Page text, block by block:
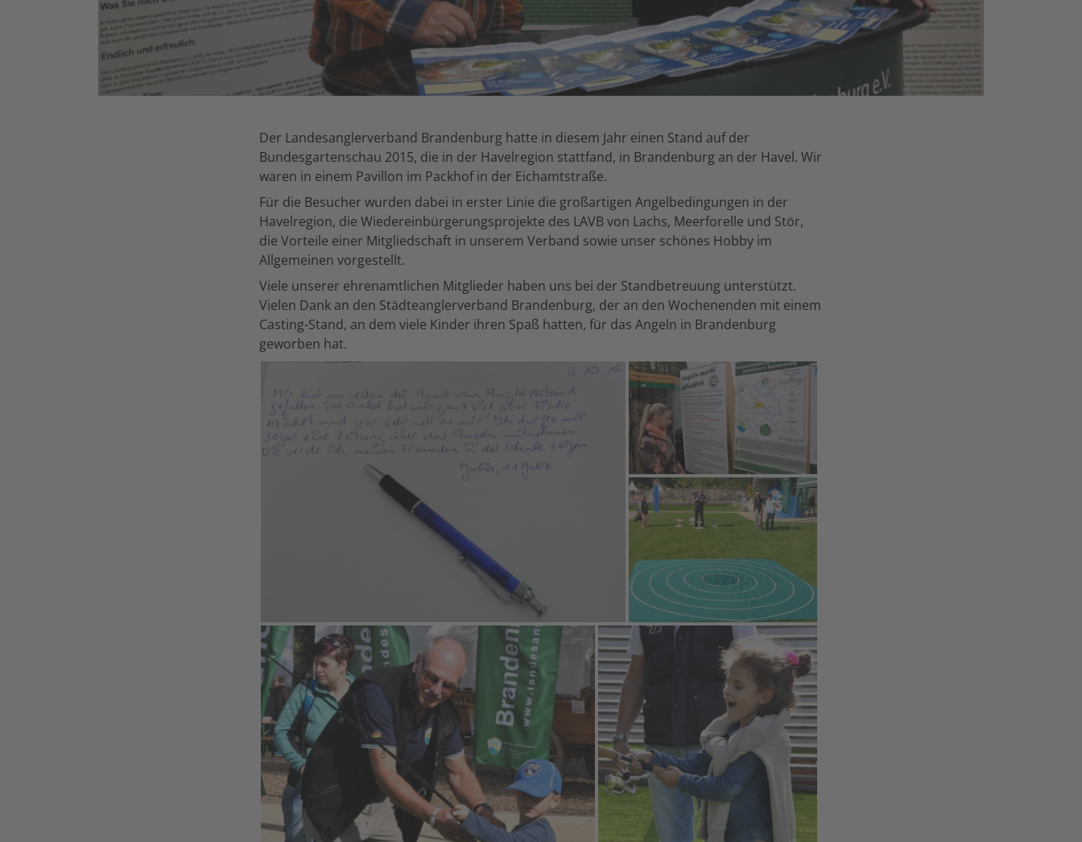
Der Landesanglerverband Brandenburg hatte in diesem Jahr einen Stand auf der
Bundesgartenschau 2015, die in der Havelregion stattfand, in Brandenburg an der Havel. Wir
waren in einem Pavillon im Packhof in der Eichamtstraße.
Für die Besucher wurden dabei in erster Linie die großartigen Angelbedingungen in der
Havelregion, die Wiedereinbürgerungsprojekte des LAVB von Lachs, Meerforelle und Stör,
die Vorteile einer Mitgliedschaft in unserem Verband sowie unser schönes Hobby im
Allgemeinen vorgestellt.
Viele unserer ehrenamtlichen Mitglieder haben uns bei der Standbetreuung unterstützt.
Vielen Dank an den Städteanglerverband Brandenburg, der an den Wochenenden mit einem
Casting-Stand, an dem viele Kinder ihren Spaß hatten, für das Angeln in Brandenburg
geworben hat.